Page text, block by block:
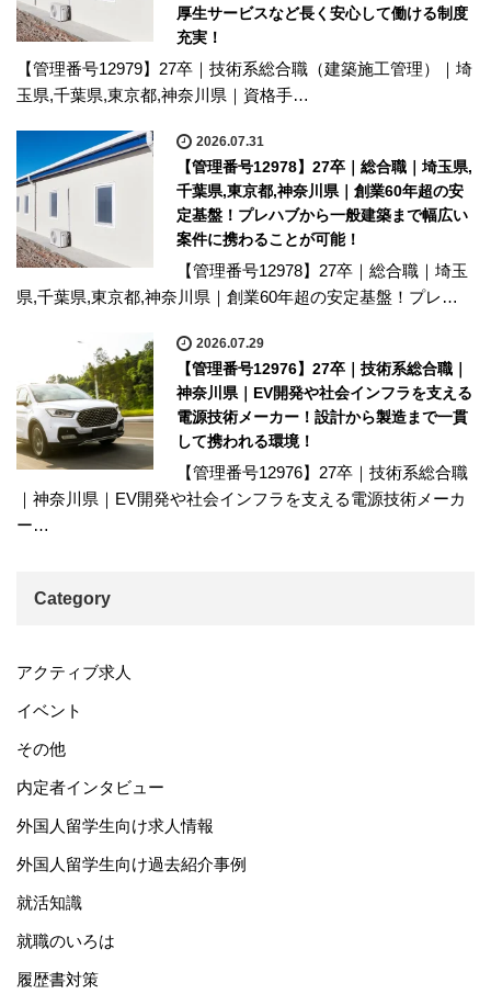
厚生サービスなど長く安心して働ける制度
充実！
【管理番号12979】27卒｜技術系総合職（建築施工管理）｜埼
玉県,千葉県,東京都,神奈川県｜資格手…
2026.07.31
【管理番号12978】27卒｜総合職｜埼玉県,
千葉県,東京都,神奈川県｜創業60年超の安
定基盤！プレハブから一般建築まで幅広い
案件に携わることが可能！
【管理番号12978】27卒｜総合職｜埼玉
県,千葉県,東京都,神奈川県｜創業60年超の安定基盤！プレ…
2026.07.29
【管理番号12976】27卒｜技術系総合職｜
神奈川県｜EV開発や社会インフラを支える
電源技術メーカー！設計から製造まで一貫
して携われる環境！
【管理番号12976】27卒｜技術系総合職
｜神奈川県｜EV開発や社会インフラを支える電源技術メーカ
ー…
Category
アクティブ求人
イベント
その他
内定者インタビュー
外国人留学生向け求人情報
外国人留学生向け過去紹介事例
就活知識
就職のいろは
履歴書対策